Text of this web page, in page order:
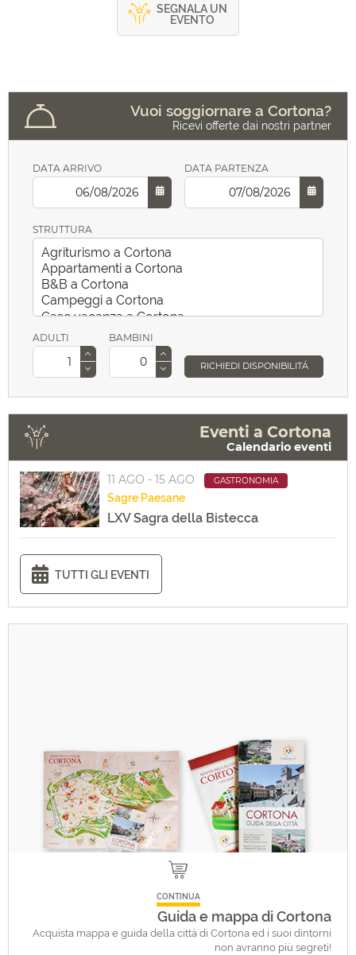
SEGNALA UN
EVENTO
Vuoi soggiornare a Cortona?
Ricevi offerte dai nostri partner
DATA ARRIVO DATA PARTENZA
STRUTTURA
ADULTI BAMBINI
RICHIEDI DISPONIBILITÁ
Eventi a Cortona
Calendario eventi
11 AGO - 15 AGO GASTRONOMIA
Sagre Paesane
LXV Sagra della Bistecca
TUTTI GLI EVENTI
CONTINUA
Guida e mappa di Cortona
Acquista mappa e guida della città di Cortona ed i suoi dintorni
non avranno più segreti!